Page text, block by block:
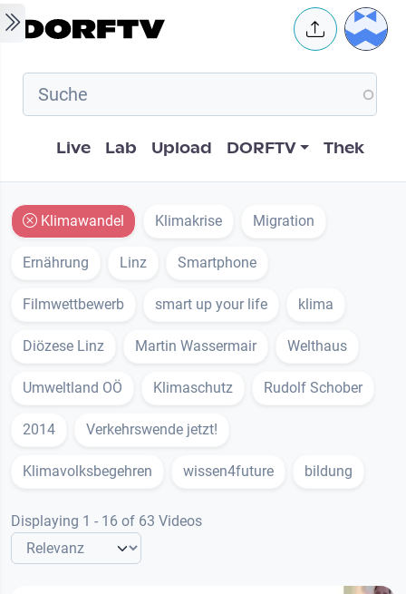
Skip to main content User
Hauptnavigation
Live Lab Upload DORFTV Thek
Klimawandel Klimakrise Migration
Ernährung Linz Smartphone
Filmwettbewerb smart up your life klima
Diözese Linz Martin Wassermair Welthaus
Umweltland OÖ Klimaschutz Rudolf Schober
2014 Verkehrswende jetzt!
Klimavolksbegehren wissen4future bildung
Displaying 1 - 16 of 63 Videos